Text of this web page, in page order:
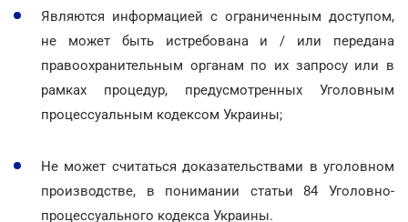
Являются информацией с ограниченным доступом,
не может быть истребована и / или передана
правоохранительным органам по их запросу или в
рамках процедур, предусмотренных Уголовным
процессуальным кодексом Украины;
Не может считаться доказательствами в уголовном
производстве, в понимании статьи 84 Уголовно-
процессуального кодекса Украины.